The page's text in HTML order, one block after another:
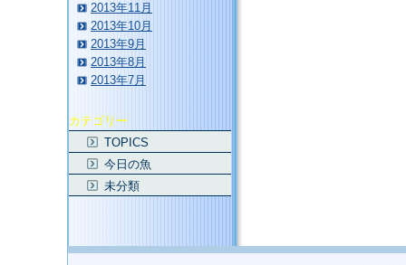
2013年11月
2013年10月
2013年9月
2013年8月
2013年7月
カテゴリー
TOPICS
今日の魚
未分類